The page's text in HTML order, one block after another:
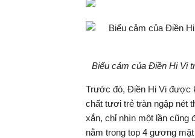
Biểu cảm của Điền Hi Vi
​Trước đó, Điền Hi Vi được
chất tươi trẻ tràn ngập nét
xắn, chỉ nhìn một lần cũng
nằm trong top 4 gương